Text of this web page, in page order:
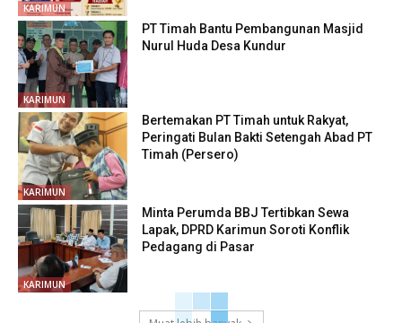
KARIMUN
KARIMUN
PT Timah Bantu Pembangunan Masjid
Nurul Huda Desa Kundur
KARIMUN
Bertemakan PT Timah untuk Rakyat,
Peringati Bulan Bakti Setengah Abad PT
Timah (Persero)
KARIMUN
Minta Perumda BBJ Tertibkan Sewa
Lapak, DPRD Karimun Soroti Konflik
Pedagang di Pasar